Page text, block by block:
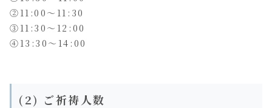
②11:00〜11:30
③11:30〜12:00
④13:30〜14:00
(2) ご祈祷人数